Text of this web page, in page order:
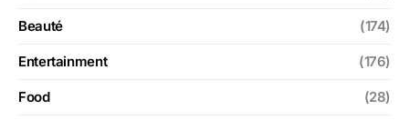
Beauté (174)
Entertainment (176)
Food (28)